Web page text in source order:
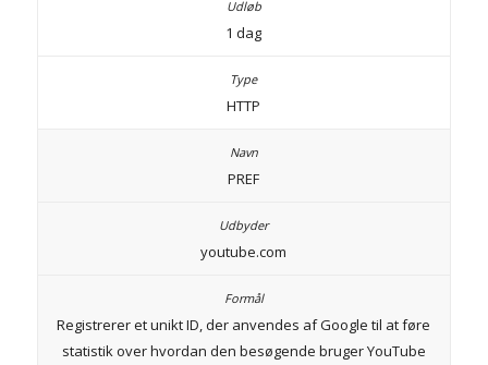
1 dag
HTTP
PREF
youtube.com
Registrerer et unikt ID, der anvendes af Google til at føre
statistik over hvordan den besøgende bruger YouTube